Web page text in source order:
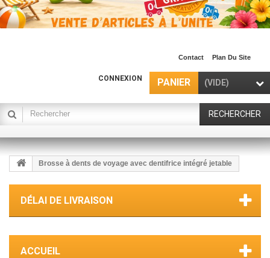
Contact Plan Du Site
PANIER (VIDE)
CONNEXION
RECHERCHER
Brosse à dents de voyage avec dentifrice intégré jetable
DÉLAI DE LIVRAISON
ACCUEIL